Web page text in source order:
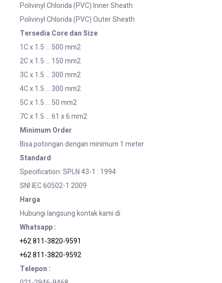
Polivinyl Chlorida (PVC) Inner Sheath
Polivinyl Chlorida (PVC) Outer Sheath
Tersedia Core dan Size
1C x 1.5 … 500 mm2
2C x 1.5 … 150 mm2
3C x 1.5 … 300 mm2
4C x 1.5 … 300 mm2
5C x 1.5 … 50 mm2
7C x 1.5 … 61 x 6 mm2
Minimum Order
Bisa potongan dengan minimum 1 meter
Standard
Specification: SPLN 43-1 : 1994
SNI IEC 60502-1 2009
Harga
Hubungi langsung kontak kami di
Whatsapp :
+62 811-3820-9591
+62 811-3820-9592
Telepon :